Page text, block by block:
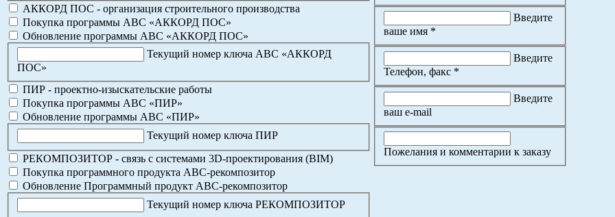
АККОРД ПОС - организация строительного производства
Покупка программы АВС «АККОРД ПОС»
Обновление программы АВС «АККОРД ПОС»
Текущий номер ключа АВС «АККОРД
ПОС»
ПИР - проектно-изыскательские работы
Покупка программы АВС «ПИР»
Обновление программы АВС «ПИР»
Текущий номер ключа ПИР
РЕКОМПОЗИТОР - связь с системами 3D-проектирования (BIM)
Покупка программного продукта АВС-рекомпозитор
Обновление Программный продукт АВС-рекомпозитор
Текущий номер ключа РЕКОМПОЗИТОР
Введите
ваше имя *
Введите
Телефон, факс *
Введите
ваш e-mail
Пожелания и комментарии к заказу